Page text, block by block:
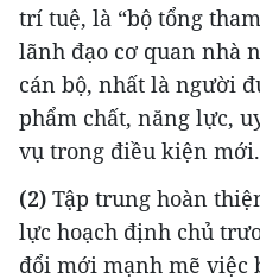
trí tuệ, là “bộ tổng
lãnh đạo cơ quan nhà
cán bộ, nhất là người
phẩm chất, năng lực,
vụ trong điều kiện mới.
(2) Tập trung hoàn
lực hoạch định chủ
đổi mới mạnh mẽ việc